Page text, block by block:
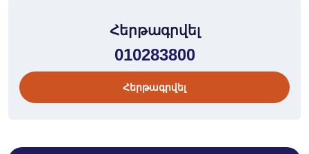
Հերթագրվել
010283800
Հերթագրվել